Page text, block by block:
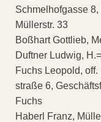
Schmelhofgasse
Müllerstr. 33
Boßhart Gottlieb,
Duftner Ludwig,
Fuchs Leopold,
straße 6,
Fuchs
Haberl Franz,